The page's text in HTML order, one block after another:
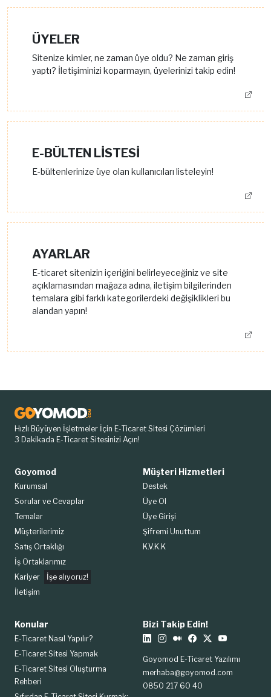
ÜYELER
Sitenize kimler, ne zaman üye oldu? Ne zaman giriş
yaptı? İletişiminizi koparmayın, üyelerinizi takip edin!
E-BÜLTEN LİSTESİ
E-bültenlerinize üye olan kullanıcıları listeleyin!
AYARLAR
E-ticaret sitenizin içeriğini belirleyeceğiniz ve site
açıklamasından mağaza adına, iletişim bilgilerinden
temalara gibi farklı kategorilerdeki değişiklikleri bu
alandan yapın!
Hızlı Büyüyen İşletmeler İçin E-Ticaret Sitesi Çözümleri
3 Dakikada E-Ticaret Sitesinizi Açın!
Goyomod
Kurumsal
Sorular ve Cevaplar
Temalar
Müşterilerimiz
Satış Ortaklığı
İş Ortaklarımız
Kariyer
İşe alıyoruz!
İletişim
Müşteri Hizmetleri
Destek
Üye Ol
Üye Girişi
Şifremi Unuttum
K.V.K.K
Konular
E-Ticaret Nasıl Yapılır?
E-Ticaret Sitesi Yapmak
E-Ticaret Sitesi Oluşturma
Rehberi
Bizi Takip Edin!
Goyomod E-Ticaret Yazılımı
merhaba@goyomod.com
0850 217 60 40